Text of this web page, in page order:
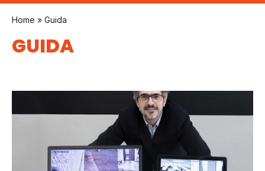
Home » Guida
GUIDA